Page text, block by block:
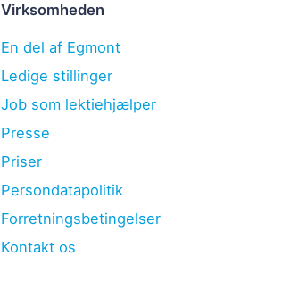
Virksomheden
En del af Egmont
Ledige stillinger
Job som lektiehjælper
Presse
Priser
Persondatapolitik
Forretningsbetingelser
Kontakt os